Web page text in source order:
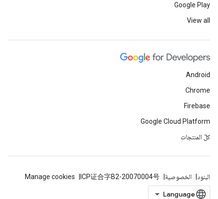
Google Play
View all
Android
Chrome
Firebase
Google Cloud Platform
كلّ المنتجات
البنود الخصوصية ICP证合字B2-20070004号
Manage cookies